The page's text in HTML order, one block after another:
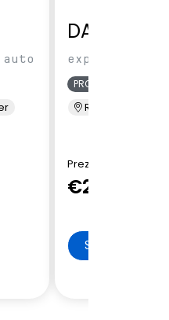
DACIA
expression
PRONTA CONSEGNA
Renord Sesto S.
Prezzo di Listino
€27.550
SCHEDA